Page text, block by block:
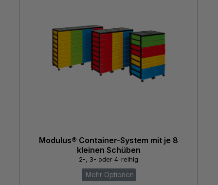
Modulus® Container-System mit je 8
kleinen Schüben
2-, 3- oder 4-reihig
Mehr Optionen